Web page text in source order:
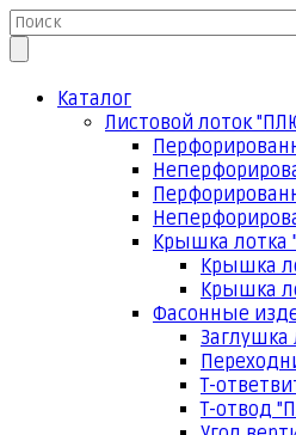
Каталог
Листовой лоток
Крышка лотка
Крышка
Крышка
Фасонные
Заглушка
Т-
Т-отвод